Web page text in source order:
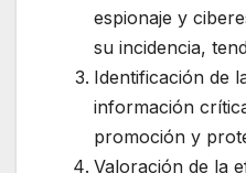
espionaje y
su incidencia,
Identificación de
información
promoción y
Valoración de la